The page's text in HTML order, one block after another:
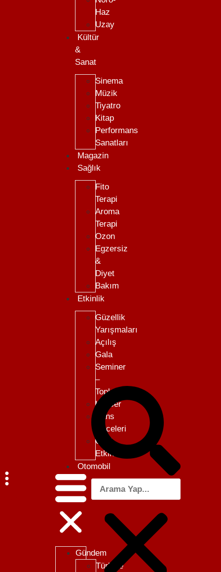
Haz
Uzay
Kültür
&
Sanat
Sinema
Müzik
Tiyatro
Kitap
Performans
Sanatları
Magazin
Sağlık
Fito
Terapi
Aroma
Terapi
Ozon
Egzersiz
&
Diyet
Bakım
Etkinlik
Güzellik
Yarışmaları
Açılış
Gala
Seminer
–
Toplantı
Konser
Dans
Geceleri
Özel
Etkinlikler
Otomobil
Gündem
Türkiye